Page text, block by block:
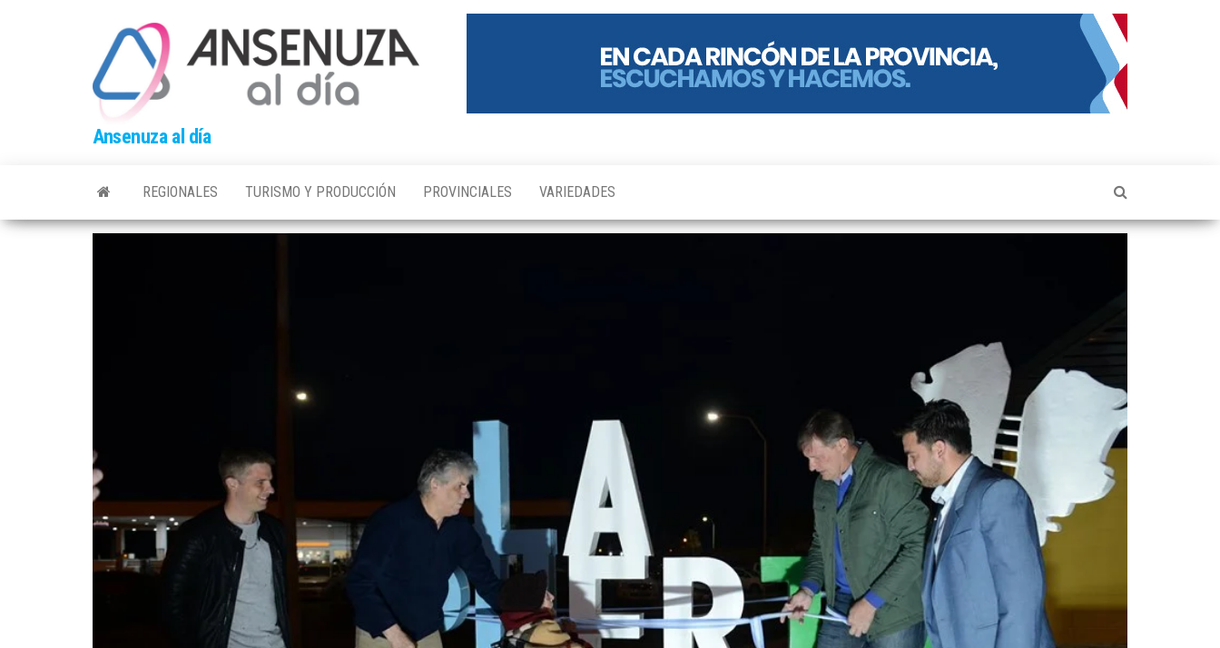
Ansenuza al día
REGIONALES TURISMO Y PRODUCCIÓN PROVINCIALES VARIEDADES